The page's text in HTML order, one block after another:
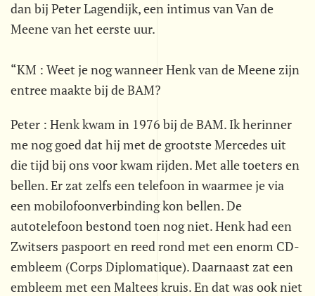
dan bij Peter Lagendijk, een intimus van Van de
Meene van het eerste uur.
“KM : Weet je nog wanneer Henk van de Meene zijn
entree maakte bij de BAM?
Peter : Henk kwam in 1976 bij de BAM. Ik herinner
me nog goed dat hij met de grootste Mercedes uit
die tijd bij ons voor kwam rijden. Met alle toeters en
bellen. Er zat zelfs een telefoon in waarmee je via
een mobilofoonverbinding kon bellen. De
autotelefoon bestond toen nog niet. Henk had een
Zwitsers paspoort en reed rond met een enorm CD-
embleem (Corps Diplomatique). Daarnaast zat een
embleem met een Maltees kruis. En dat was ook niet